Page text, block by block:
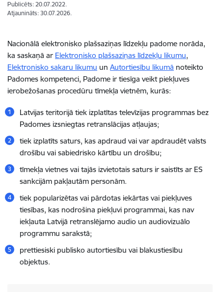
Publicēts: 20.07.2022.
Atjaunināts: 30.07.2026.
Nacionālā elektronisko plašsaziņas līdzekļu padome norāda,
ka saskaņā ar Elektronisko plašsaziņas līdzekļu likumu,
Elektronisko sakaru likumu un Autortiesību likumā noteikto
Padomes kompetenci, Padome ir tiesīga veikt piekļuves
ierobežošanas procedūru tīmekļa vietnēm, kurās:
Latvijas teritorijā tiek izplatītas televīzijas programmas bez
Padomes izsniegtas retranslācijas atļaujas;
tiek izplatīts saturs, kas apdraud vai var apdraudēt valsts
drošību vai sabiedrisko kārtību un drošību;
tīmekļa vietnes vai tajās izvietotais saturs ir saistīts ar ES
sankcijām pakļautām personām.
tiek popularizētas vai pārdotas iekārtas vai piekļuves
tiesības, kas nodrošina piekļuvi programmai, kas nav
iekļauta Latvijā retranslējamo audio un audiovizuālo
programmu sarakstā;
prettiesiski publisko autortiesību vai blakustiesību
objektus.